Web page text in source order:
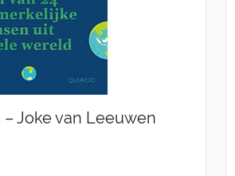
Joke van Leeuwen